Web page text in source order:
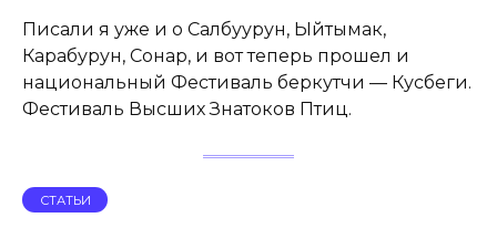
Писали я уже и о Салбуурун, Ыйтымак,
Карабурун, Сонар, и вот теперь прошел и
национальный Фестиваль беркутчи — Кусбеги.
Фестиваль Высших Знатоков Птиц.
СТАТЬИ